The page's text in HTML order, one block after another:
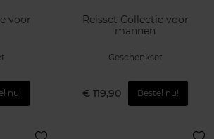
voor
nu!
Reisset Collectie voor
mannen
Geschenkset
€ 119,90 Bestel nu!